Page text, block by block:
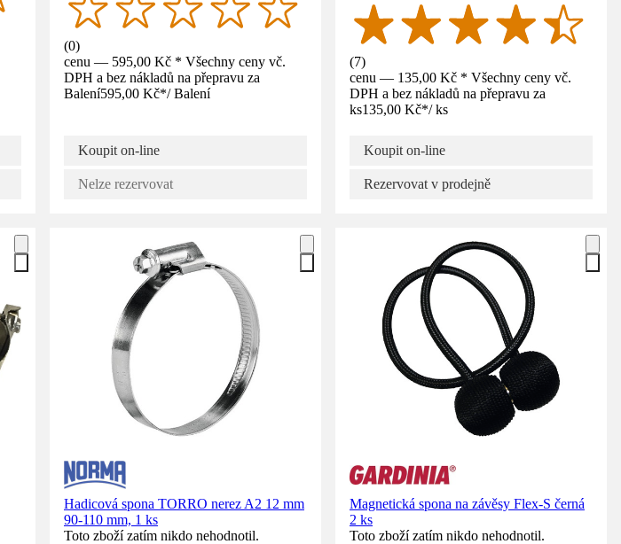
(0)
cenu — 595,00 Kč * Všechny ceny vč.
DPH a bez nákladů na přepravu za
Balení595,00 Kč*/ Balení
Koupit on-line
Nelze rezervovat
(7)
cenu — 135,00 Kč * Všechny ceny vč.
DPH a bez nákladů na přepravu za
ks135,00 Kč*/ ks
Koupit on-line
Rezervovat v prodejně
Hadicová spona TORRO nerez A2 12 mm
90-110 mm, 1 ks
Toto zboží zatím nikdo nehodnotil.
Magnetická spona na závěsy Flex-S černá
2 ks
Toto zboží zatím nikdo nehodnotil.